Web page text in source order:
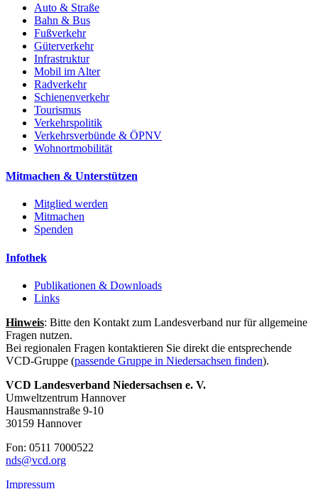
Auto & Straße
Bahn & Bus
Fußverkehr
Güterverkehr
Infrastruktur
Mobil im Alter
Radverkehr
Schienenverkehr
Tourismus
Verkehrspolitik
Verkehrsverbünde & ÖPNV
Wohnortmobilität
Mitmachen & Unterstützen
Mitglied werden
Mitmachen
Spenden
Infothek
Publikationen & Downloads
Links
Hinweis: Bitte den Kontakt zum Landesverband nur für allgemeine
Fragen nutzen.
Bei regionalen Fragen kontaktieren Sie direkt die entsprechende
VCD-Gruppe (passende Gruppe in Niedersachsen finden).
VCD Landesverband Niedersachsen e. V.
Umweltzentrum Hannover
Hausmannstraße 9-10
30159 Hannover
Fon: 0511 7000522
nds@vcd.org
Impressum